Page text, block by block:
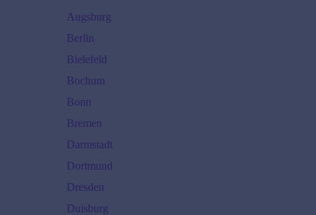
Augsburg
Berlin
Bielefeld
Bochum
Bonn
Bremen
Darmstadt
Dortmund
Dresden
Duisburg